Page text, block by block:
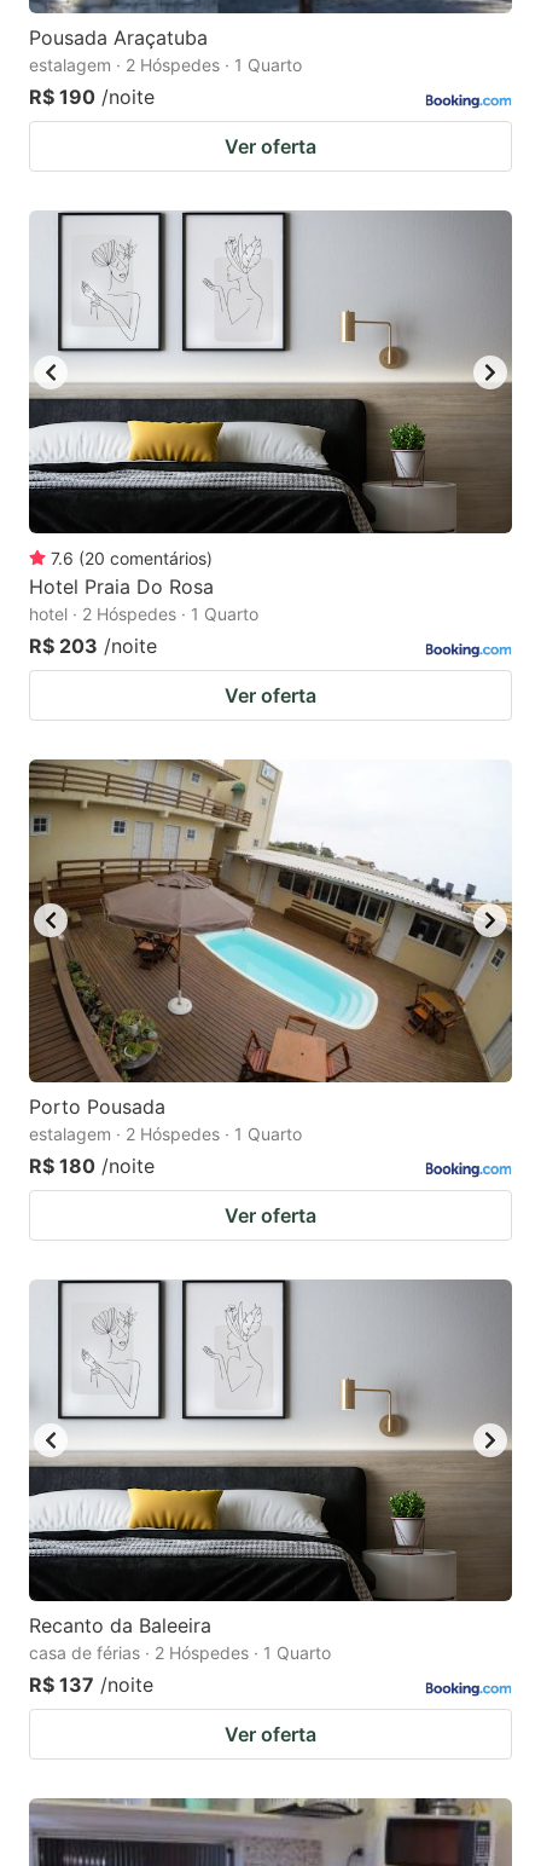
Pousada Araçatuba
estalagem · 2 Hóspedes · 1 Quarto
R$ 190 /noite
Ver oferta
7.6 (20 comentários)
Hotel Praia Do Rosa
hotel · 2 Hóspedes · 1 Quarto
R$ 203 /noite
Ver oferta
Porto Pousada
estalagem · 2 Hóspedes · 1 Quarto
R$ 180 /noite
Ver oferta
Recanto da Baleeira
casa de férias · 2 Hóspedes · 1 Quarto
R$ 137 /noite
Ver oferta